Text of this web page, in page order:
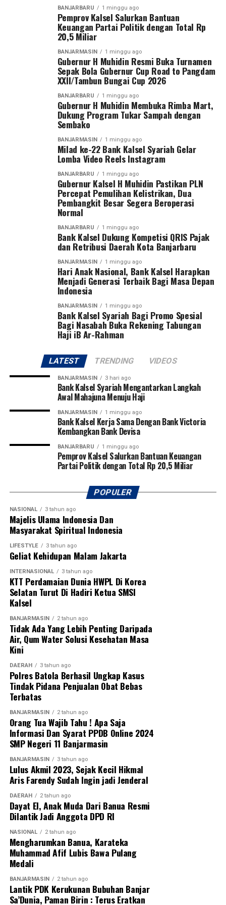
hutan, serta tamu undangan lainnya. [adv/adpim]
Post Views: 21
Sebarkan
WhatsApp 0 Facebook 0
Messenger 0
kelistrikan di wilayah Kalselteng.
Menurutnya, arahan Gubernur menjadi dorongan bagi
PLN untuk mempercepat proses pemulihan sehingga
dampak pemadaman bergilir dapat segera diatasi.
“Alhamdulillah, salah satu pembangkit yang sebelumnya
Juli 2026. Kami terus bekerja keras bersama seluruh
personel PLN dan berkoordinasi dengan seluruh
pengelola pembangkit agar unit yang masih dalam
perbaikan dapat segera beroperasi,” ujar Saleh Siswanto.
PLN katanya optimis setelah pembangkit Tanjung
Power Indonesia dan Unit 2 SKS Listrik Kalimantan
beroperasi penuh, pasokan daya akan kembali
mencukupi sehingga pemadaman bergilir dapat
“Dengan beroperasinya kembali kedua pembangkit
berkapasitas masing-masing 100 megawatt tersebut,
sistem interkoneksi kelistrikan Kalimantan Selatan,
Kalimantan Tengah, Timur dan Kalimantan Utara,
dipastikan akan semakin kuat dan andal dalam
memenuhi kebutuhan listrik masyarakat, ” pungkasnya.
Post Views: 20
Sebarkan
WhatsApp 0
Messenger 0 Twitter 0
dominasi hitam.
Pemilihan warna hitam ujar Gubernur H Muhidin, agar
nampak netral dan tidak ada kesan menonjolkan warna
terkait partai tertentu.
Arahan pada materi rakor selanjutnya disampaikan
Sekdaprov Syarifuddin sesuai petunjuk Gubernur H
“Banyak arahan Bapak Gubernur untuk pelaksanaan
acara peringatan nantinya antinya, apalagi saat ini kita
dalam kondisi penghematan anggaran, ” ucap
Kendati demikian, Pemprov tetap menyediakan kegiatan
untuk masyarakat seperti hiburan dan angkutan gratis,
termasuk rencana penyediaan makanan gratis seperti
tahun lalu. [adv/adpim]
Post Views: 22
Sebarkan
WhatsApp 0 Facebook 0
Messenger 0
BANJARBARU 1 minggu ago
Pemprov Kalsel Salurkan Bantuan
Keuangan Partai Politik dengan Total Rp
20,5 Miliar
BANJARMASIN 1 minggu ago
Gubernur H Muhidin Resmi Buka Turnamen
Sepak Bola Gubernur Cup Road to Pangdam
XXII/Tambun Bungai Cup 2026
BANJARBARU 1 minggu ago
Gubernur H Muhidin Membuka Rimba Mart,
Dukung Program Tukar Sampah dengan
Sembako
BANJARMASIN 1 minggu ago
Milad ke-22 Bank Kalsel Syariah Gelar
Lomba Video Reels Instagram
BANJARBARU 1 minggu ago
Gubernur Kalsel H Muhidin Pastikan PLN
Percepat Pemulihan Kelistrikan, Dua
Pembangkit Besar Segera Beroperasi
Normal
BANJARBARU 1 minggu ago
Bank Kalsel Dukung Kompetisi QRIS Pajak
dan Retribusi Daerah Kota Banjarbaru
BANJARMASIN 1 minggu ago
Hari Anak Nasional, Bank Kalsel Harapkan
Menjadi Generasi Terbaik Bagi Masa Depan
Indonesia
BANJARMASIN 1 minggu ago
Bank Kalsel Syariah Bagi Promo Spesial
Bagi Nasabah Buka Rekening Tabungan
Haji iB Ar-Rahman
LATEST TRENDING VIDEOS
BANJARMASIN 3 hari ago
Bank Kalsel Syariah Mengantarkan Langkah
Awal Mahajuna Menuju Haji
BANJARMASIN 1 minggu ago
Bank Kalsel Kerja Sama Dengan Bank Victoria
Kembangkan Bank Devisa
BANJARBARU 1 minggu ago
Pemprov Kalsel Salurkan Bantuan Keuangan
Partai Politik dengan Total Rp 20,5 Miliar
POPULER
NASIONAL 3 tahun ago
Majelis Ulama Indonesia Dan
Masyarakat Spiritual Indonesia
LIFESTYLE 3 tahun ago
Geliat Kehidupan Malam Jakarta
INTERNASIONAL 3 tahun ago
KTT Perdamaian Dunia HWPL Di Korea
Selatan Turut Di Hadiri Ketua SMSI
Kalsel
BANJARMASIN 2 tahun ago
Tidak Ada Yang Lebih Penting Daripada
Air, Qum Water Solusi Kesehatan Masa
Kini
DAERAH 3 tahun ago
Polres Batola Berhasil Ungkap Kasus
Tindak Pidana Penjualan Obat Bebas
Terbatas
BANJARMASIN 2 tahun ago
Orang Tua Wajib Tahu ! Apa Saja
Informasi Dan Syarat PPDB Online 2024
SMP Negeri 11 Banjarmasin
BANJARMASIN 3 tahun ago
Lulus Akmil 2023, Sejak Kecil Hikmal
Aris Farendy Sudah Ingin jadi Jenderal
DAERAH 2 tahun ago
Dayat El, Anak Muda Dari Banua Resmi
Dilantik Jadi Anggota DPD RI
NASIONAL 2 tahun ago
Mengharumkan Banua, Karateka
Muhammad Afif Lubis Bawa Pulang
Medali
BANJARMASIN 2 tahun ago
Lantik PDK Kerukunan Bubuhan Banjar
Sa’Dunia, Paman Birin : Terus Eratkan